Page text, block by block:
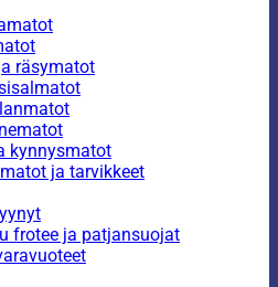
räsymatot
kynnysmatot
ja tarvikkeet
frotee ja patjansuojat